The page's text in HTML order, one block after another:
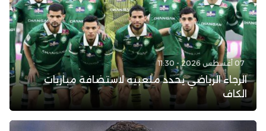
07 أغسطس 2026 - 11:30
الرجاء الرياضي يحدد ملعبيه لاستضافة مباريات
الكاف